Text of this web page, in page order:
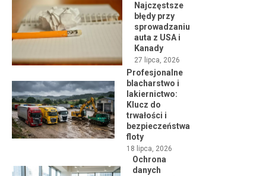
Najczęstsze
błędy przy
sprowadzaniu
auta z USA i
Kanady
27 lipca, 2026
Profesjonalne
blacharstwo i
lakiernictwo:
Klucz do
trwałości i
bezpieczeństwa
floty
18 lipca, 2026
Ochrona
danych